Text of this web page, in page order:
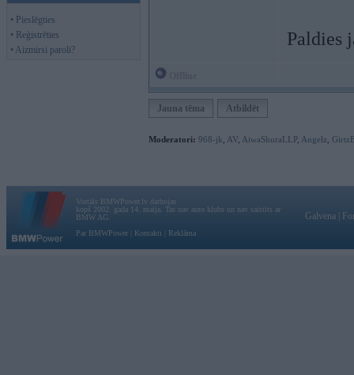
• Pieslēgties
• Reģistrēties
• Aizmirsi paroli?
Paldies
Jauna tēma Atbildēt
Moderatori: 968-jk AV AiwaShuraLLP, Angelz
Vortāls BMWPower.lv darbojas
kopš 2002. gada 14. maija. Tas nav auto klubs un nav saistīts ar
BMW AG.
Par BMWPower
Kontakti Reklāma
Galvena